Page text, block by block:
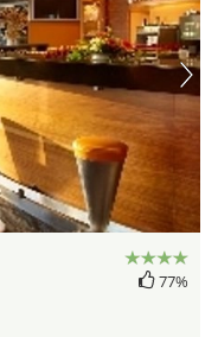
77%